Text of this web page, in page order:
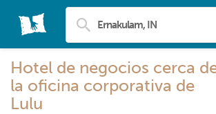
Hotel de negocios cerca
la oficina corporativa de
Lulu